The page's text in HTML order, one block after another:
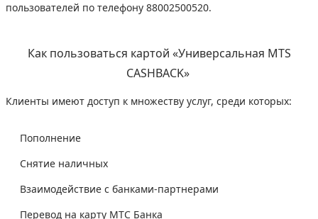
пользователей по телефону 88002500520.
Как пользоваться картой «Универсальная MTS
CASHBACK»
Клиенты имеют доступ к множеству услуг, среди которых:
Пополнение
Снятие наличных
Взаимодействие с банками-партнерами
Перевод на карту МТС Банка